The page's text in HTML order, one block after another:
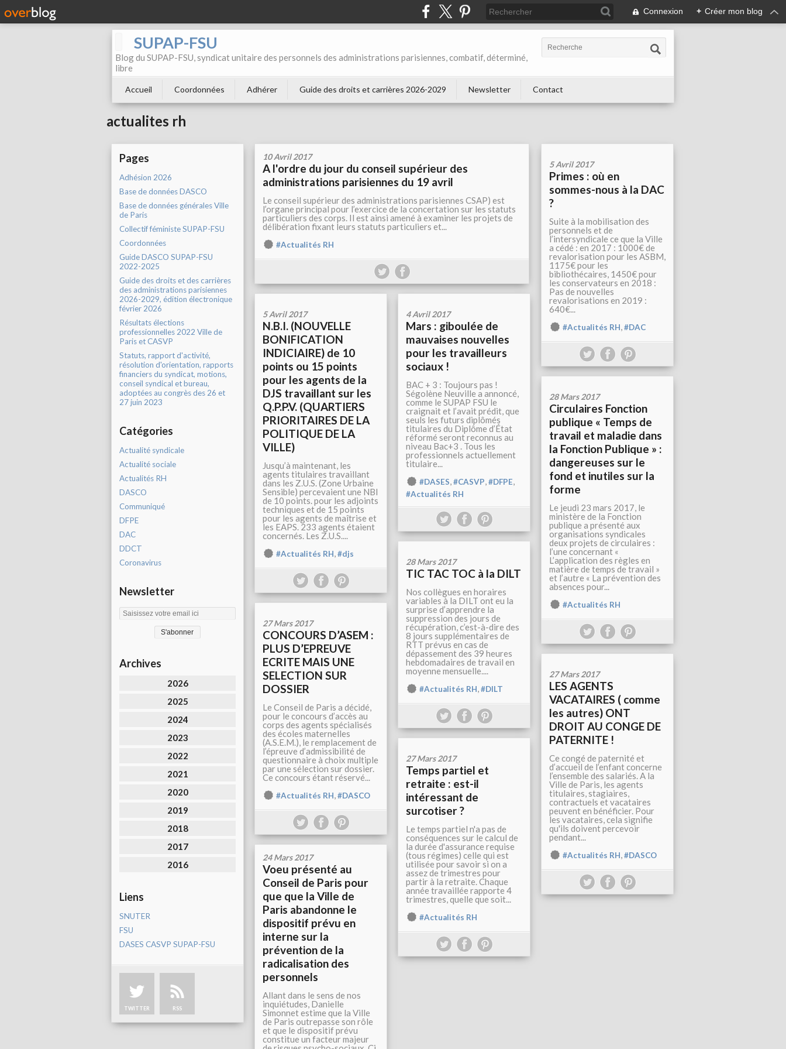
Connexion + Créer mon blog
SUPAP-FSU
Blog du SUPAP-FSU, syndicat unitaire des personnels des administrations parisiennes, combatif, déterminé,
libre
Accueil Coordonnées Adhérer Guide des droits et carrières 2026-2029 Newsletter Contact
actualites rh
Pages
Adhésion 2026
Base de données DASCO
Base de données générales Ville
de Paris
Collectif féministe SUPAP-FSU
Coordonnées
Guide DASCO SUPAP-FSU
2022-2025
Guide des droits et des carrières
des administrations parisiennes
2026-2029, édition électronique
février 2026
Résultats élections
professionnelles 2022 Ville de
Paris et CASVP
Statuts, rapport d'activité,
résolution d'orientation, rapports
financiers du syndicat, motions,
conseil syndical et bureau,
adoptées au congrès des 26 et
27 juin 2023
Catégories
Actualité syndicale
Actualité sociale
Actualités RH
DASCO
Communiqué
DFPE
DAC
DDCT
Coronavirus
Newsletter
Archives
2026
2025
2024
2023
2022
2021
2020
2019
2018
2017
2016
Liens
SNUTER
FSU
DASES CASVP SUPAP-FSU
TWITTER RSS
10 Avril 2017
A l'ordre du jour du conseil supérieur des
administrations parisiennes du 19 avril
Le conseil supérieur des administrations parisiennes CSAP) est
l’organe principal pour l’exercice de la concertation sur les statuts
particuliers des corps. Il est ainsi amené à examiner les projets de
délibération fixant leurs statuts particuliers et...
#Actualités RH
5 Avril 2017
Primes : où en
sommes-nous à la DAC
?
Suite à la mobilisation des
personnels et de
l’intersyndicale ce que la Ville
a cédé : en 2017 : 1000€ de
revalorisation pour les ASBM,
1175€ pour les
bibliothécaires, 1450€ pour
les conservateurs en 2018 :
Pas de nouvelles
revalorisations en 2019 :
640€...
#Actualités RH,#DAC
5 Avril 2017
N.B.I. (NOUVELLE
BONIFICATION
INDICIAIRE) de 10
points ou 15 points
pour les agents de la
DJS travaillant sur les
Q.P.P.V. (QUARTIERS
PRIORITAIRES DE LA
POLITIQUE DE LA
VILLE)
Jusqu’à maintenant, les
agents titulaires travaillant
dans les Z.U.S. (Zone Urbaine
Sensible) percevaient une NBI
de 10 points. pour les adjoints
techniques et de 15 points
pour les agents de maîtrise et
les EAPS. 233 agents étaient
concernés. Les Z.U.S....
#Actualités RH,#djs
4 Avril 2017
Mars : giboulée de
mauvaises nouvelles
pour les travailleurs
sociaux !
BAC + 3 : Toujours pas !
Ségolène Neuville a annoncé,
comme le SUPAP FSU le
craignait et l’avait prédit, que
seuls les futurs diplômés
titulaires du Diplôme d’État
réformé seront reconnus au
niveau Bac+3 . Tous les
professionnels actuellement
titulaire...
#DASES,#CASVP,#DFPE,
#Actualités RH
28 Mars 2017
Circulaires Fonction
publique « Temps de
travail et maladie dans
la Fonction Publique » :
dangereuses sur le
fond et inutiles sur la
forme
Le jeudi 23 mars 2017, le
ministère de la Fonction
publique a présenté aux
organisations syndicales
deux projets de circulaires :
l’une concernant «
L’application des règles en
matière de temps de travail »
et l’autre « La prévention des
absences pour...
#Actualités RH
28 Mars 2017
TIC TAC TOC à la DILT
Nos collègues en horaires
variables à la DILT ont eu la
surprise d’apprendre la
suppression des jours de
récupération, c’est-à-dire des
8 jours supplémentaires de
RTT prévus en cas de
dépassement des 39 heures
hebdomadaires de travail en
moyenne mensuelle....
#Actualités RH,#DILT
27 Mars 2017
CONCOURS D’ASEM :
PLUS D’EPREUVE
ECRITE MAIS UNE
SELECTION SUR
DOSSIER
Le Conseil de Paris a décidé,
pour le concours d’accès au
corps des agents spécialisés
des écoles maternelles
(A.S.E.M.), le remplacement de
l’épreuve d’admissibilité de
questionnaire à choix multiple
par une sélection sur dossier.
Ce concours étant réservé...
#Actualités RH,#DASCO
27 Mars 2017
LES AGENTS
VACATAIRES ( comme
les autres) ONT
DROIT AU CONGE DE
PATERNITE !
Ce congé de paternité et
d’accueil de l’enfant concerne
l’ensemble des salariés. A la
Ville de Paris, les agents
titulaires, stagiaires,
contractuels et vacataires
peuvent en bénéficier. Pour
les vacataires, cela signifie
qu'ils doivent percevoir
pendant...
#Actualités RH,#DASCO
27 Mars 2017
Temps partiel et
retraite : est-il
intéressant de
surcotiser ?
Le temps partiel n'a pas de
conséquences sur le calcul de
la durée d'assurance requise
(tous régimes) celle qui est
utilisée pour savoir si on a
assez de trimestres pour
partir à la retraite. Chaque
année travaillée rapporte 4
trimestres, quelle que soit...
#Actualités RH
24 Mars 2017
Voeu présenté au
Conseil de Paris pour
que que la Ville de
Paris abandonne le
dispositif prévu en
interne sur la
prévention de la
radicalisation des
personnels
Allant dans le sens de nos
inquiétudes, Danielle
Simonnet estime que la Ville
de Paris outrepasse son rôle
et que le dispositif prévu
constitue un facteur majeur